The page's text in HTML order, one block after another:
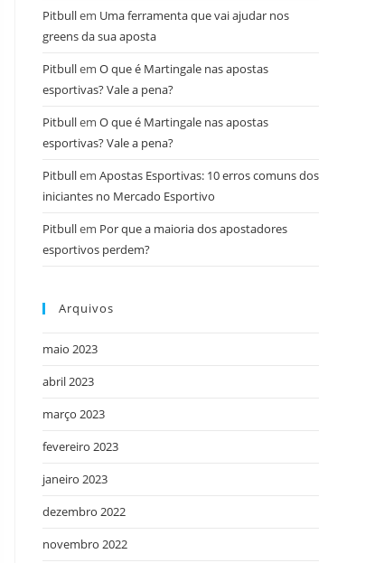
Pitbullem Uma ferramenta que vai ajudar nos
greens da sua aposta
Pitbullem O que é Martingale nas apostas
esportivas? Vale a pena?
Pitbullem O que é Martingale nas apostas
esportivas? Vale a pena?
Pitbullem Apostas Esportivas: 10 erros comuns dos
iniciantes no Mercado Esportivo
Pitbullem Por que a maioria dos apostadores
esportivos perdem?
Arquivos
maio 2023
abril 2023
março 2023
fevereiro 2023
janeiro 2023
dezembro 2022
novembro 2022